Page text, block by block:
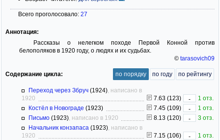
Всего проголосовало: 27
Аннотация:
Рассказы о нелегком походе Первой Конной против
белополяков в 1920 году, о людях и их судьбах.
© tarasovich09
Содержание цикла: по порядку по году по рейтингу
Переход через Збруч (1924) , написано в
1920
7.63 (123) -
1 отз.
Костёл в Новограде (1923) 7.45 (109) -
1 отз.
Письмо (1923) , написано в 1920 8.13 (120) -
3 отз.
Начальник конзапаса (1923) , написано в
1920
7.15 (106) -
1 отз.